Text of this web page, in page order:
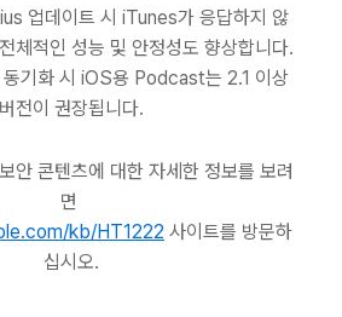
업데이트 시 iTunes가 응답하지 않
체적인 성능 및 안정성도 향상합니다.
기화 시 iOS용 Podcast는 2.1 이상
버전이 권장됩니다.
안 콘텐츠에 대한 자세한 정보를 보려
면
kb/HT1222 사이트를 방문하
십시오.